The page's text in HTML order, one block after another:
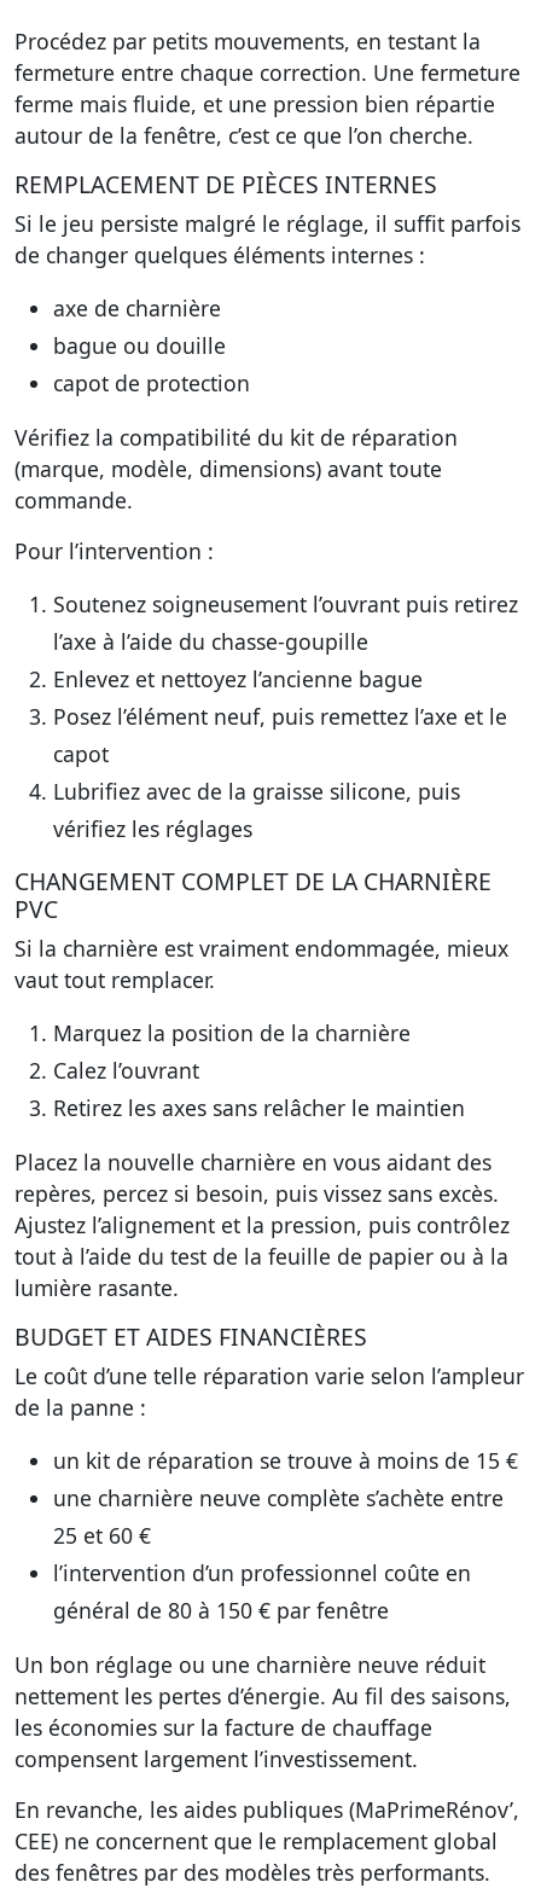
Procédez par petits mouvements, en testant la
fermeture entre chaque correction. Une fermeture
ferme mais fluide, et une pression bien répartie
autour de la fenêtre, c’est ce que l’on cherche.
REMPLACEMENT DE PIÈCES INTERNES
Si le jeu persiste malgré le réglage, il suffit parfois
de changer quelques éléments internes :
axe de charnière
bague ou douille
capot de protection
Vérifiez la compatibilité du kit de réparation
(marque, modèle, dimensions) avant toute
commande.
Pour l’intervention :
Soutenez soigneusement l’ouvrant puis retirez
l’axe à l’aide du chasse-goupille
Enlevez et nettoyez l’ancienne bague
Posez l’élément neuf, puis remettez l’axe et le
capot
Lubrifiez avec de la graisse silicone, puis
vérifiez les réglages
CHANGEMENT COMPLET DE LA CHARNIÈRE
PVC
Si la charnière est vraiment endommagée, mieux
vaut tout remplacer.
Marquez la position de la charnière
Calez l’ouvrant
Retirez les axes sans relâcher le maintien
Placez la nouvelle charnière en vous aidant des
repères, percez si besoin, puis vissez sans excès.
Ajustez l’alignement et la pression, puis contrôlez
tout à l’aide du test de la feuille de papier ou à la
lumière rasante.
BUDGET ET AIDES FINANCIÈRES
Le coût d’une telle réparation varie selon l’ampleur
de la panne :
un kit de réparation se trouve à moins de 15 €
une charnière neuve complète s’achète entre
25 et 60 €
l’intervention d’un professionnel coûte en
général de 80 à 150 € par fenêtre
Un bon réglage ou une charnière neuve réduit
nettement les pertes d’énergie. Au fil des saisons,
les économies sur la facture de chauffage
compensent largement l’investissement.
En revanche, les aides publiques (MaPrimeRénov’,
CEE) ne concernent que le remplacement global
des fenêtres par des modèles très performants.